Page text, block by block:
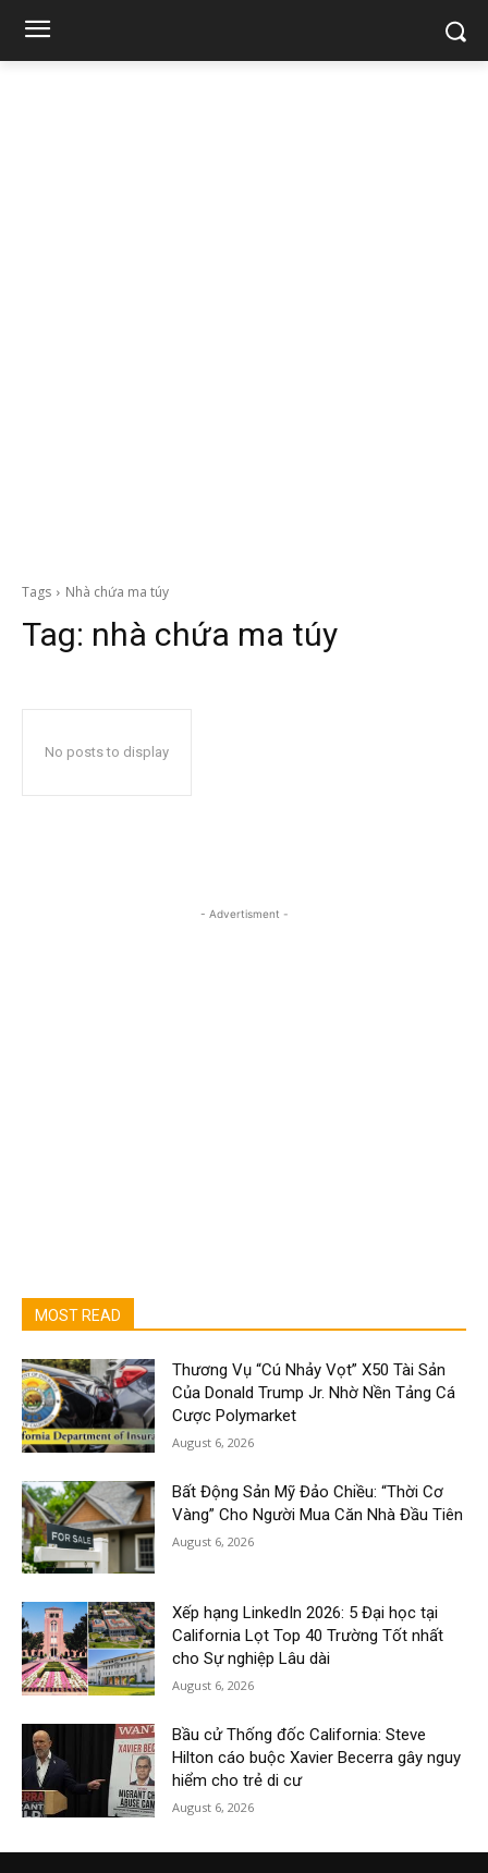
Tags Nhà chứa ma túy
Tag: nhà chứa ma túy
No posts to display
- Advertisment -
MOST READ
Thương Vụ “Cú Nhảy Vọt” X50 Tài Sản
Của Donald Trump Jr. Nhờ Nền Tảng Cá
Cược Polymarket
August 6, 2026
Bất Động Sản Mỹ Đảo Chiều: “Thời Cơ
Vàng” Cho Người Mua Căn Nhà Đầu Tiên
August 6, 2026
Xếp hạng LinkedIn 2026: 5 Đại học tại
California Lọt Top 40 Trường Tốt nhất
cho Sự nghiệp Lâu dài
August 6, 2026
Bầu cử Thống đốc California: Steve
Hilton cáo buộc Xavier Becerra gây nguy
hiểm cho trẻ di cư
August 6, 2026